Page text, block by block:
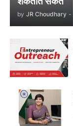
by JR Choudhary -